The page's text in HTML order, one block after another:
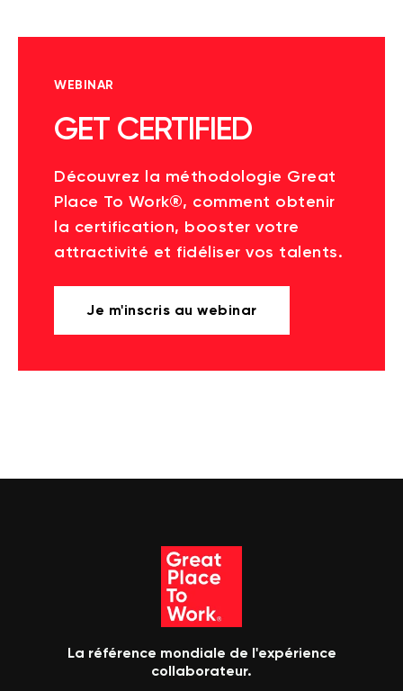
WEBINAR
GET CERTIFIED
Découvrez la méthodologie Great
Place To Work®, comment obtenir
la certification, booster votre
attractivité et fidéliser vos talents.
Je m'inscris au webinar
La référence mondiale de l'expérience
collaborateur.